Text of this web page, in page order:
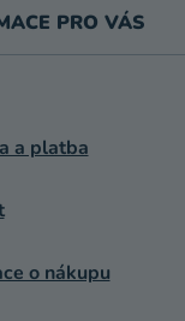
PRO VÁS
a platba
o nákupu